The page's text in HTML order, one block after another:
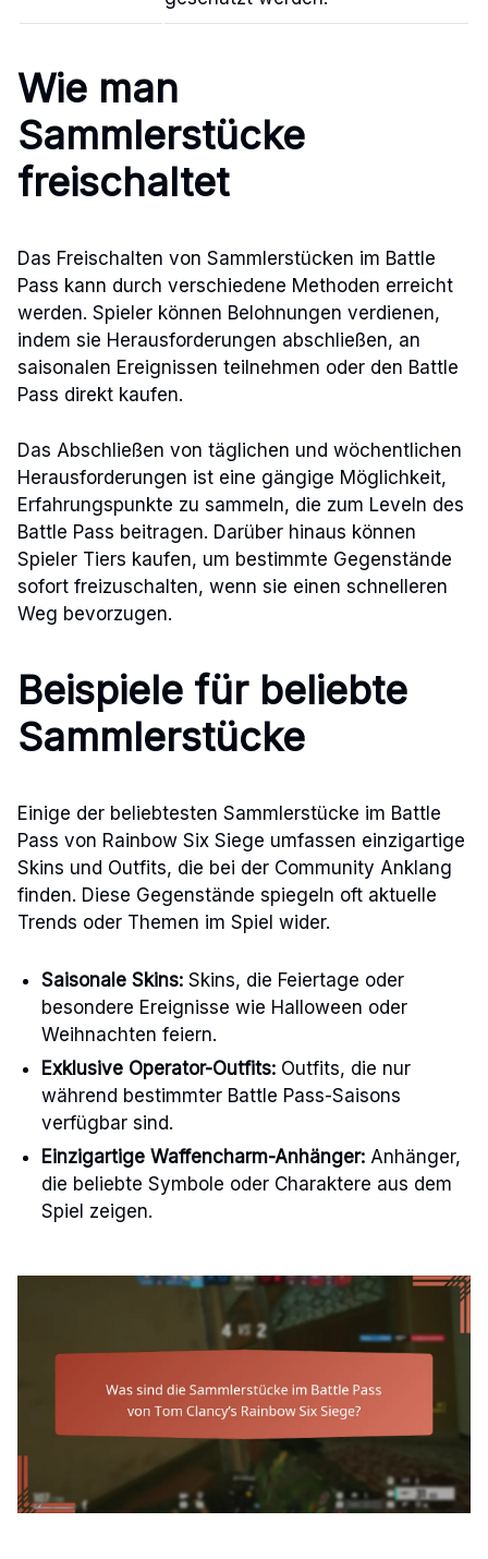
Wie man
Sammlerstücke
freischaltet
Das Freischalten von Sammlerstücken im Battle
Pass kann durch verschiedene Methoden erreicht
werden. Spieler können Belohnungen verdienen,
indem sie Herausforderungen abschließen, an
saisonalen Ereignissen teilnehmen oder den Battle
Pass direkt kaufen.
Das Abschließen von täglichen und wöchentlichen
Herausforderungen ist eine gängige Möglichkeit,
Erfahrungspunkte zu sammeln, die zum Leveln des
Battle Pass beitragen. Darüber hinaus können
Spieler Tiers kaufen, um bestimmte Gegenstände
sofort freizuschalten, wenn sie einen schnelleren
Weg bevorzugen.
Beispiele für beliebte
Sammlerstücke
Einige der beliebtesten Sammlerstücke im Battle
Pass von Rainbow Six Siege umfassen einzigartige
Skins und Outfits, die bei der Community Anklang
finden. Diese Gegenstände spiegeln oft aktuelle
Trends oder Themen im Spiel wider.
Saisonale Skins: Skins, die Feiertage oder
besondere Ereignisse wie Halloween oder
Weihnachten feiern.
Exklusive Operator-Outfits: Outfits, die nur
während bestimmter Battle Pass-Saisons
verfügbar sind.
Einzigartige Waffencharm-Anhänger: Anhänger,
die beliebte Symbole oder Charaktere aus dem
Spiel zeigen.